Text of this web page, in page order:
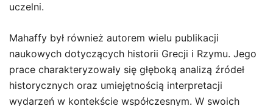
uczelni.
Mahaffy był również autorem wielu publikacji
naukowych dotyczących historii Grecji i Rzymu. Jego
prace charakteryzowały się głęboką analizą źródeł
historycznych oraz umiejętnością interpretacji
wydarzeń w kontekście współczesnym. W swoich